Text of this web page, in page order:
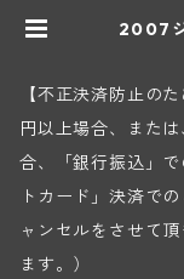
2007
【不正決済防止の
円以上場合、また
合、「銀行振込」
トカード」決済で
ャンセルをさせて
ます。）